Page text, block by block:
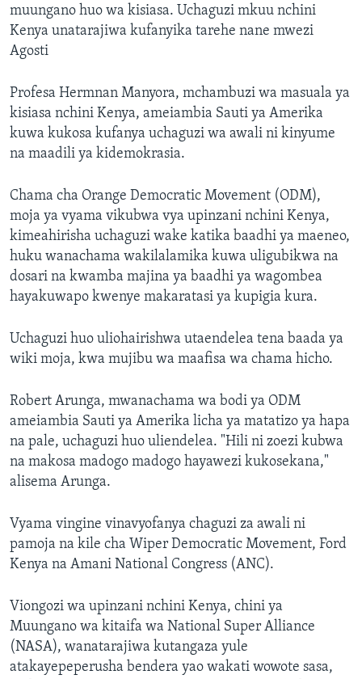
muungano huo wa kisiasa. Uchaguzi mkuu nchini
Kenya unatarajiwa kufanyika tarehe nane mwezi
Agosti
Profesa Hermnan Manyora, mchambuzi wa masuala ya
kisiasa nchini Kenya, ameiambia Sauti ya Amerika
kuwa kukosa kufanya uchaguzi wa awali ni kinyume
na maadili ya kidemokrasia.
Chama cha Orange Democratic Movement (ODM),
moja ya vyama vikubwa vya upinzani nchini Kenya,
kimeahirisha uchaguzi wake katika baadhi ya maeneo,
huku wanachama wakilalamika kuwa uligubikwa na
dosari na kwamba majina ya baadhi ya wagombea
hayakuwapo kwenye makaratasi ya kupigia kura.
Uchaguzi huo uliohairishwa utaendelea tena baada ya
wiki moja, kwa mujibu wa maafisa wa chama hicho.
Robert Arunga, mwanachama wa bodi ya ODM
ameiambia Sauti ya Amerika licha ya matatizo ya hapa
na pale, uchaguzi huo uliendelea. "Hili ni zoezi kubwa
na makosa madogo madogo hayawezi kukosekana,"
alisema Arunga.
Vyama vingine vinavyofanya chaguzi za awali ni
pamoja na kile cha Wiper Democratic Movement, Ford
Kenya na Amani National Congress (ANC).
Viongozi wa upinzani nchini Kenya, chini ya
Muungano wa kitaifa wa National Super Alliance
(NASA), wanatarajiwa kutangaza yule
atakayepeperusha bendera yao wakati wowote sasa,